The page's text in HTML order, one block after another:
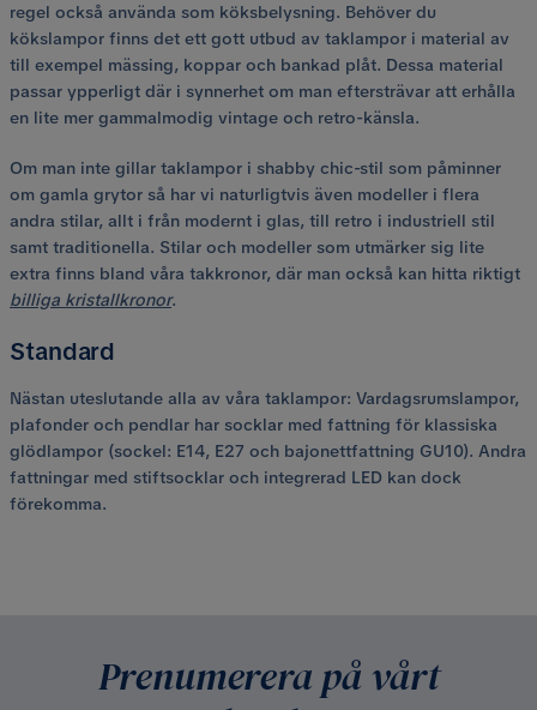
regel också använda som köksbelysning. Behöver du
kökslampor finns det ett gott utbud av taklampor i material av
till exempel mässing, koppar och bankad plåt. Dessa material
passar ypperligt där i synnerhet om man eftersträvar att erhålla
en lite mer gammalmodig vintage och retro-känsla.
Om man inte gillar taklampor i shabby chic-stil som påminner
om gamla grytor så har vi naturligtvis även modeller i flera
andra stilar, allt i från modernt i glas, till retro i industriell stil
samt traditionella. Stilar och modeller som utmärker sig lite
extra finns bland våra takkronor, där man också kan hitta riktigt
billiga kristallkronor.
Standard
Nästan uteslutande alla av våra taklampor: Vardagsrumslampor,
plafonder och pendlar har socklar med fattning för klassiska
glödlampor (sockel: E14, E27 och bajonettfattning GU10). Andra
fattningar med stiftsocklar och integrerad LED kan dock
förekomma.
Prenumerera på vårt